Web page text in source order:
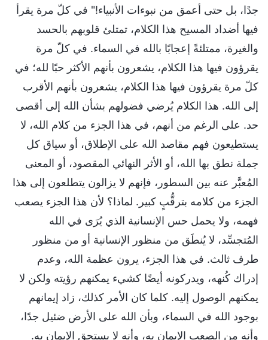
جدًا، بل حتى أعمق من نبوءات الأنبياء!" في كلّ مرة يقرأ
فيها أضداد المسيح هذا الكلام، تمتلئ قلوبهم بالحسد
والغيرة، ممتلئةً إعجابًا بالله في السماء. في كلّ مرة
يقرؤون فيها هذا الكلام، يشعرون بأنهم الأكثر حبًا لله؛ في
كلّ مرة يقرؤون فيها هذا الكلام، يشعرون بأنهم الأقرب
إلى الله. هذا الكلام يُرضي فضولهم بشأن الله إلى أقصى
حد. على الرغم من أنهم، في هذا الجزء من كلام الله، لا
يستطيعون فهم مقاصد الله على الإطلاق، أو سياق كل
جملة نطق بها الله، أو الأثر النهائي المقصود، أو المعنى
المُعبَّر عنه بين السطور، فإنهم لا يزالون يتطلعون إلى هذا
الجزء من كلامه بترقُّبٍ كبير. لماذا؟ لأن هذا الجزء يصعب
فهمه، ولا يحمل حس الإنسانية الذي يُرَى في الله
المُتجسِّد، لا يُنطَق من منظور الإنسانية أو من منظور
طرف ثالث. في هذا الجزء، يرون عظمة الله، وعدم
إدراك كُنهه، ويدركونه أيضًا كشيء يمكنهم رؤيته ولكن لا
يمكنهم الوصول إليه. كلما كان الأمر كذلك، زاد إيمانهم
بوجود الله في السماء، وبأن الله على الأرض ضئيل جدًا،
وأنه من الصعب الإيمان به، وأنه لا يستحق الإيمان به.